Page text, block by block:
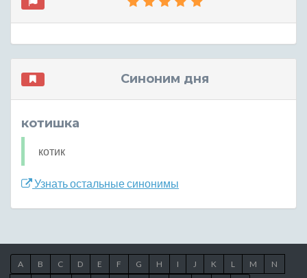
Синоним дня
котишка
котик
Узнать остальные синонимы
A B C D E F G H I J K L M N